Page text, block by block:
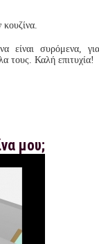
κουζίνα.
συρόμενα,
τους. Καλή επιτυχία!
μου;